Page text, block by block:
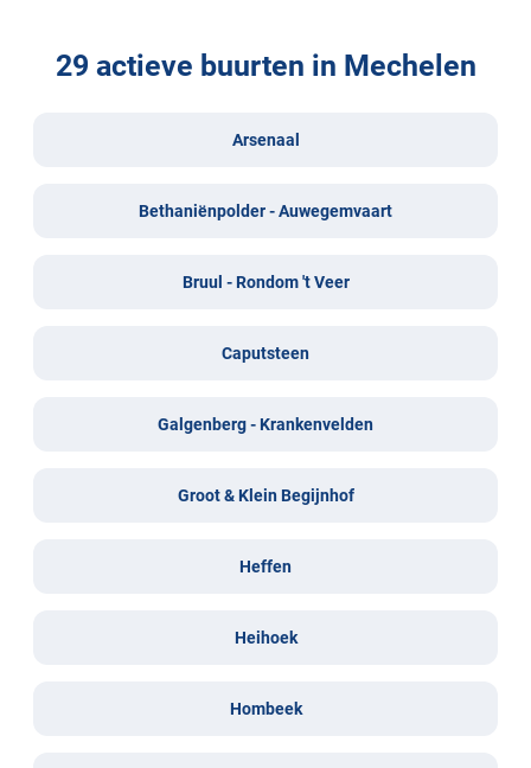
29 actieve buurten in Mechelen
Arsenaal
Bethaniënpolder - Auwegemvaart
Bruul - Rondom 't Veer
Caputsteen
Galgenberg - Krankenvelden
Groot & Klein Begijnhof
Heffen
Heihoek
Hombeek